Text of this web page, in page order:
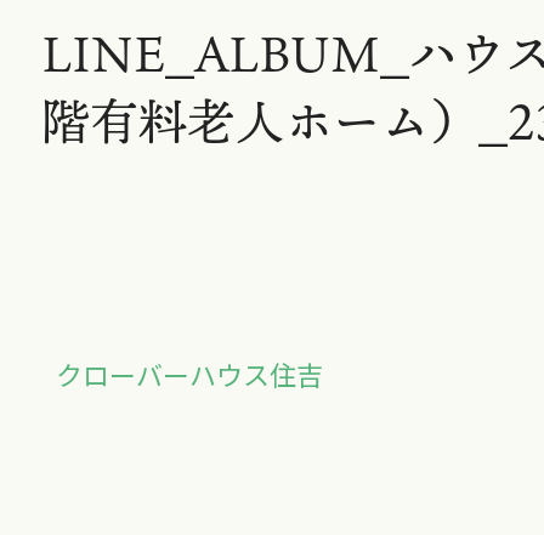
LINE_ALBUM_ハウ
階有料老人ホーム）
クローバーハウス住吉